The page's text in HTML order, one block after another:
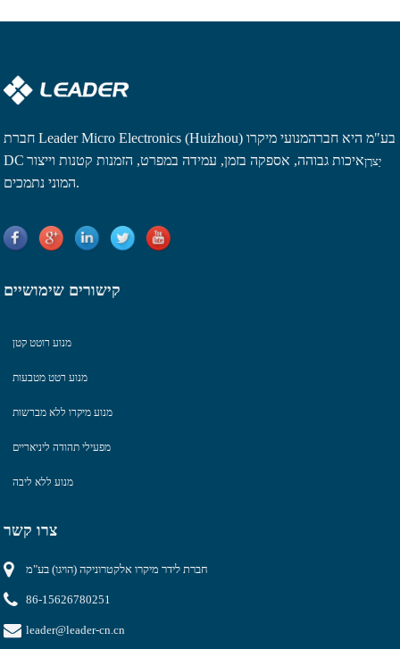
חברת Leader Micro Electronics (Huizhou) בע"מ היא חברהמנועי מיקרו
DC
יַצרָןאיכות גבוהה, אספקה ​​בזמן, עמידה במפרט, הזמנות קטנות וייצור
המוני נתמכים.
קישורים שימושיים
מנוע רוטט קטן
מנוע רטט מטבעות
מנוע מיקרו ללא מברשות
מפעילי תהודה ליניאריים
מנוע ללא ליבה
צרו קשר
חברת לידר מיקרו אלקטרוניקה (הויגו) בע"מ
86-15626780251
leader@leader-cn.cn